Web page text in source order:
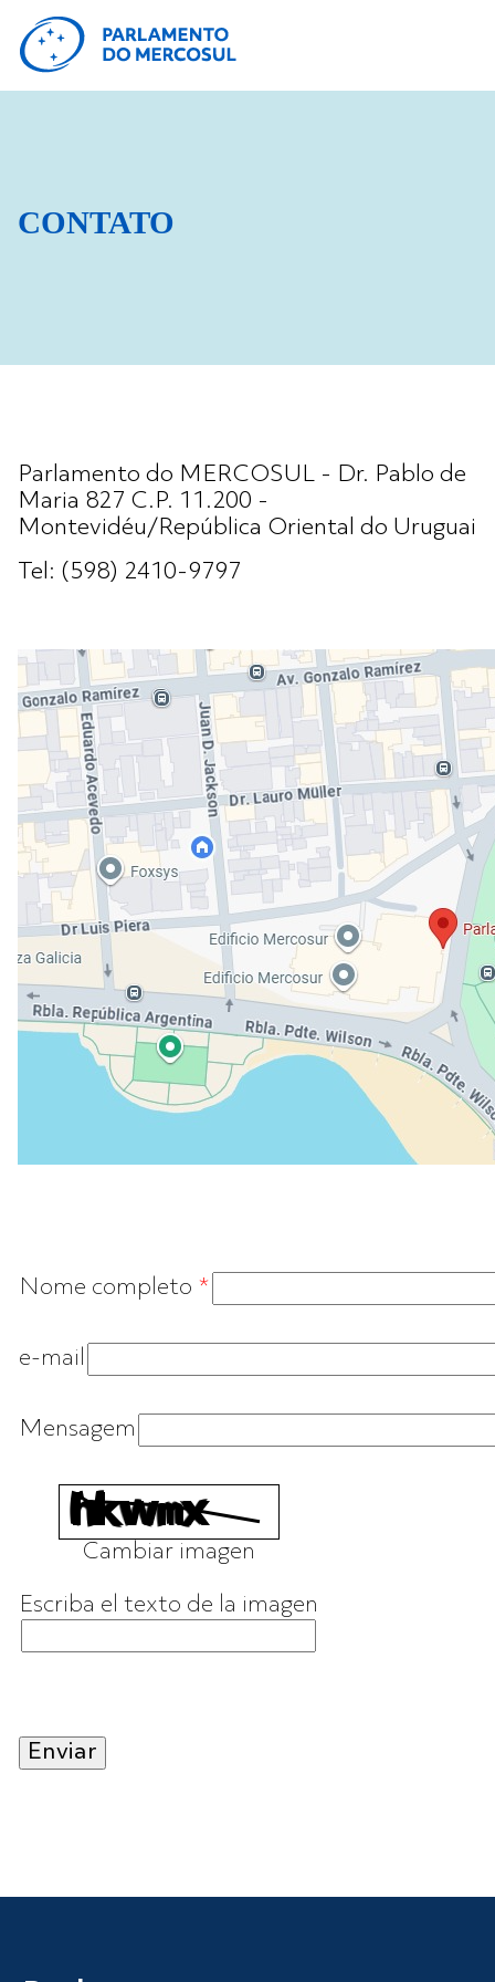
CONTATO
Parlamento do MERCOSUL - Dr. Pablo de
Maria 827 C.P. 11.200 -
Montevidéu/República Oriental do Uruguai
Tel: (598) 2410-9797
Nome completo *
e-mail
Mensagem
Cambiar imagen
Escriba el texto de la imagen